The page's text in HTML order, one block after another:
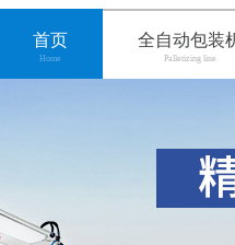
首页
Home
全自动包装
Palletizing line